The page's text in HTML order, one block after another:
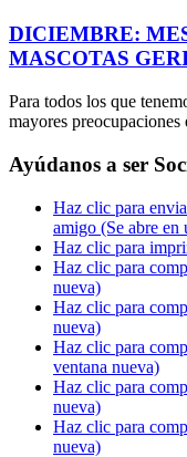
DICIEMBRE:
MASCOTAS
Para todos los que
mayores
Ayúdanos a ser
Haz clic para
amigo (Se abre en
Haz clic para
Haz clic para
nueva)
Haz clic para
nueva)
Haz clic para
ventana nueva)
Haz clic para
nueva)
Haz clic para
nueva)